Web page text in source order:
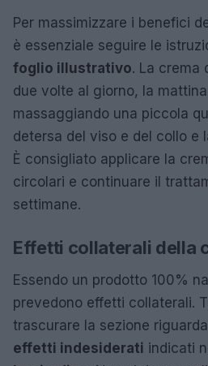
Per massimizzare i benefici
è essenziale seguire le
foglio illustrativo. La crema
due volte al giorno, la
massaggiando una piccola
detersa del viso e del collo e
È consigliato applicare la
circolari e continuare il
settimane.
Effetti collaterali della
Essendo un prodotto 100%
prevedono effetti collaterali.
trascurare la sezione
effetti indesiderati indicati